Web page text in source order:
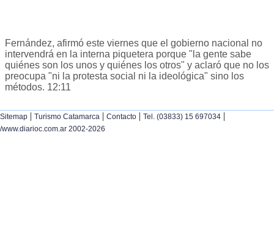
Fernández, afirmó este viernes que el gobierno nacional no
intervendrá en la interna piquetera porque "la gente sabe
quiénes son los unos y quiénes los otros" y aclaró que no los
preocupa "ni la protesta social ni la ideológica" sino los
métodos. 12:11
Sitemap | Turismo Catamarca | Contacto | Tel. (03833) 15 697034 |
/www.diarioc.com.ar 2002-2026